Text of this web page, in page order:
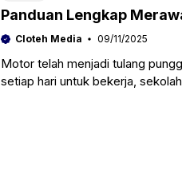
Panduan Lengkap
Cloteh Media 09/11/2025
Motor telah menjadi tulang
setiap hari untuk bekerja,